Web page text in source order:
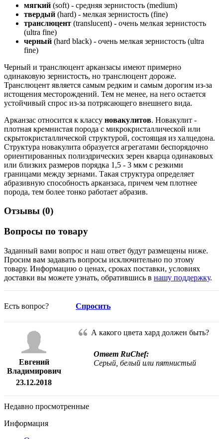
мягкий (soft) - средняя зернистость (medium)
твердый (hard) - мелкая зернистость (fine)
транслюцент (translucent) - очень мелкая зернистость
(ultra fine)
черный (hard black) - очень мелкая зернистость (ultra
fine)
Черный и транслюцент арканзасы имеют примерно
одинаковую зернистость, но транслюцент дороже.
Транслюцент является самым редким и самым дорогим из-за
истощения месторождений. Тем не менее, на него остается
устойчивый спрос из-за потрясающего внешнего вида.
Арканзас относится к классу новакулитов. Новакулит -
плотная кремнистая порода с микрокристаллической или
скрытокристаллической структурой, состоящая из халцедона.
Структура новакулита образуется агрегатами беспорядочно
ориентированных полиэдрических зерен кварца одинаковых
или близких размеров порядка 1,5 - 3 мкм с резкими
границами между зернами. Такая структура определяет
абразивную способность арканзаса, причем чем плотнее
порода, тем более тонко работает абразив.
Отзывы (0)
Вопросы по товару
Заданный вами вопрос и наш ответ будут размещены ниже.
Просим вам задавать вопросы исключительно по этому
товару. Информацию о ценах, сроках поставки, условиях
доставки вы можете узнать, обратившись в нашу поддержку.
Есть вопрос? Спросить
Евгений
Владимирович
23.12.2018
А какого цвета хард должен быть?
Ответ RuChef:
Серый, белый или пятнистый
Недавно просмотренные
Информация